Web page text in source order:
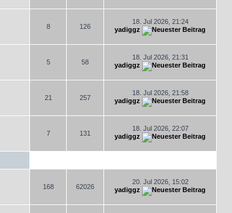
8 126
18. Jul 2026, 21:24
yadiggz
5 58
18. Jul 2026, 21:31
yadiggz
21 257
18. Jul 2026, 21:58
yadiggz
7 131
18. Jul 2026, 22:07
yadiggz
168 62026
20. Jul 2026, 15:02
yadiggz